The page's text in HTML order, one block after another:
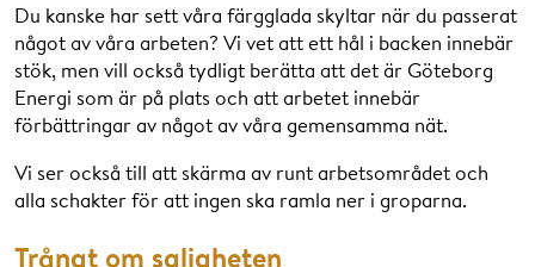
Du kanske har sett våra färgglada skyltar när du passerat
något av våra arbeten? Vi vet att ett hål i backen innebär
stök, men vill också tydligt berätta att det är Göteborg
Energi som är på plats och att arbetet innebär
förbättringar av något av våra gemensamma nät.
Vi ser också till att skärma av runt arbetsområdet och
alla schakter för att ingen ska ramla ner i groparna.
Trångt om saligheten